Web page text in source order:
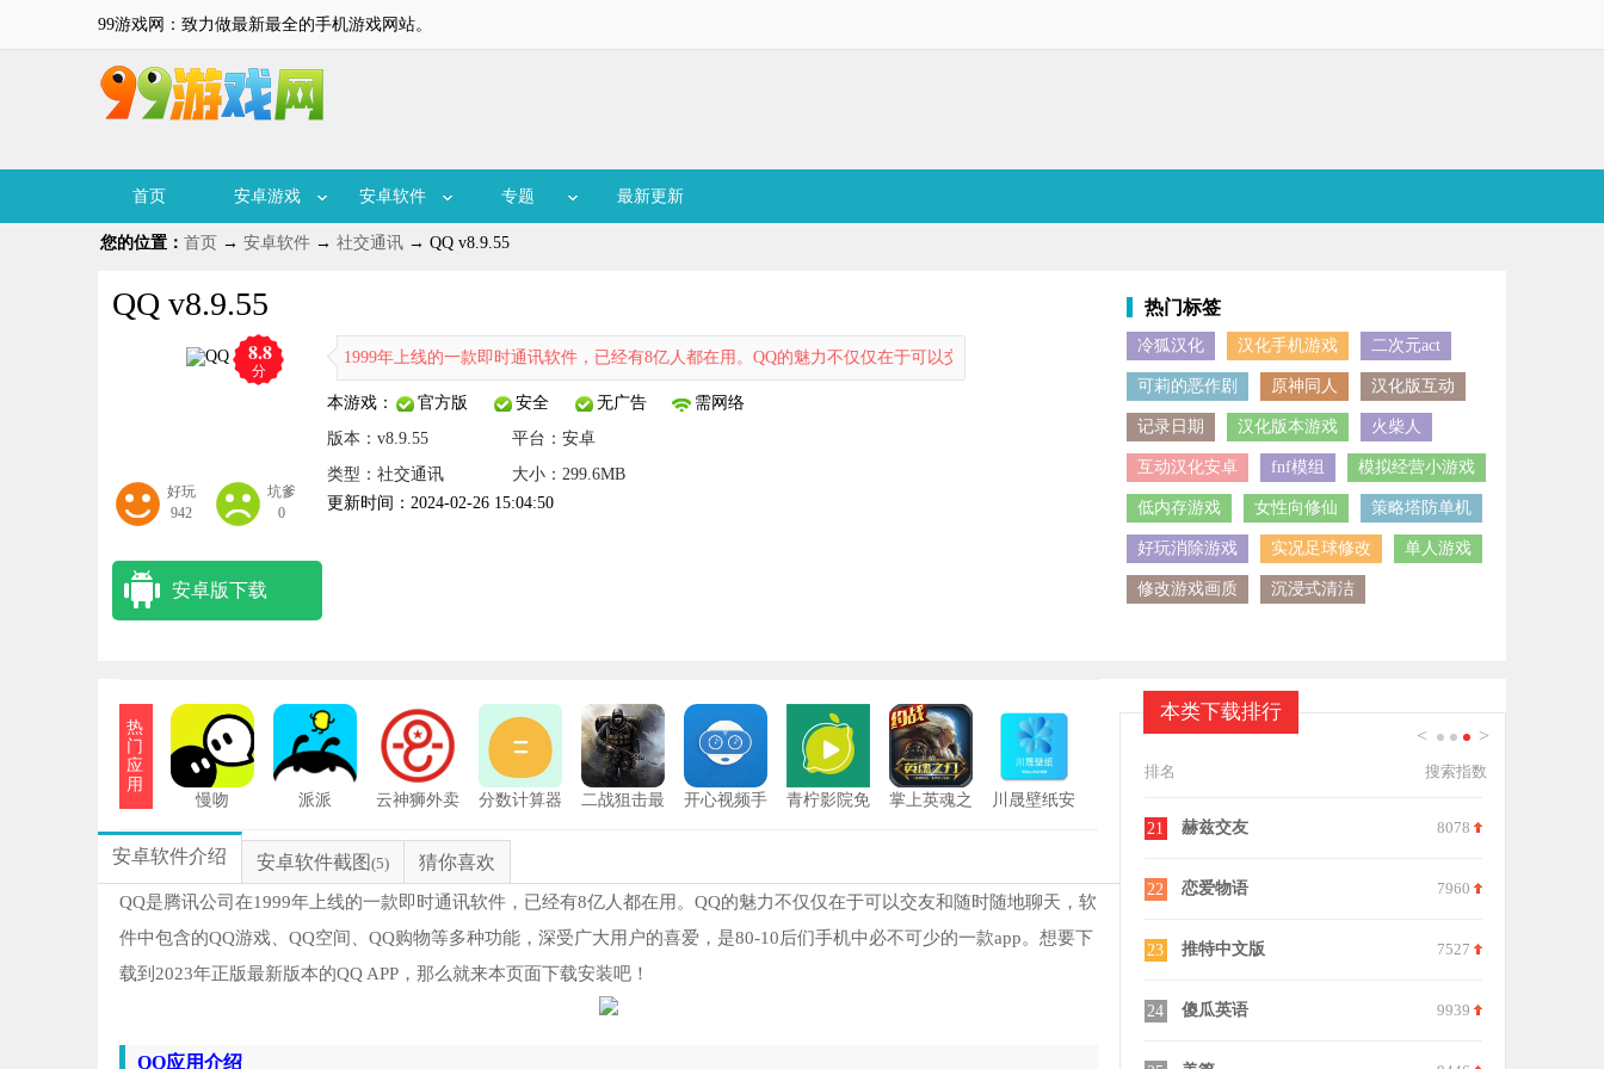
99游戏网：致力做最新最全的手机游戏网站。
首页 安卓游戏 安卓软件 专题 最新更新
您的位置： 首页 → 安卓软件 → 社交通讯 → QQ v8.9.55
QQ v8.9.55
8.8
分
好玩
942
坑爹
0
QQ是腾讯公司在1999年上线的一款即时通讯软件，已经有8亿人都在用。QQ的魅力不仅仅在于可以交友和随时随地聊天，软件中包含的QQ游戏、QQ空间、QQ购物等多种功能，深受广大用户
本游戏： 官方版 安全 无广告
需网络
版本：v8.9.55
平台： 安卓
类型：社交通讯
大小：299.6MB
更新时间：2024-02-26 15:04:50
安卓版下载
热门标签
冷狐汉化 汉化手机游戏 二次元act
可莉的恶作剧 原神同人 汉化版互动
记录日期 汉化版本游戏 火柴人
互动汉化安卓 fnf模组 模拟经营小游戏
低内存游戏 女性向修仙 策略塔防单机
好玩消除游戏 实况足球修改 单人游戏
修改游戏画质 沉浸式清洁
热
门
应
用
慢吻
派派
云神狮外卖
分数计算器
二战狙击最
开心视频手
青柠影院免
掌上英魂之
川晟壁纸安
安卓软件介绍 安卓软件截图 (5) 猜你喜欢
QQ是腾讯公司在1999年上线的一款即时通讯软件，已经有8亿人都在用。QQ的魅力不仅仅在于可以交友和随时随地聊天，软
件中包含的QQ游戏、QQ空间、QQ购物等多种功能，深受广大用户的喜爱，是80-10后们手机中必不可少的一款app。想要下
载到2023年正版最新版本的QQ APP，那么就来本页面下载安装吧！
QQ应用介绍
本类下载排行
< >
排名 搜索指数
2 4i星球 8766
3 知乎 9462
12 翻咔最新版 6114
13 软天空正版
21 赫兹交友 8078
22 恋爱物语 7960
23 推特中文版 7527
24 傻瓜英语 9939